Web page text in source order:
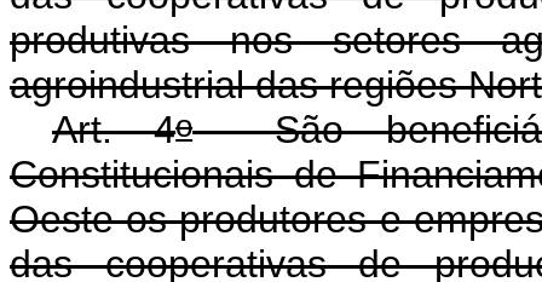
produtivas nos setores
agroindustrial das regiões
Art. 4oSão
Constitucionais de
Oeste os produtores e
das cooperativas de